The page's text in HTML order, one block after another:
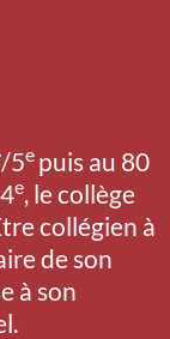
/5e puis au 80
e, le collège
collégien à
de son
à son